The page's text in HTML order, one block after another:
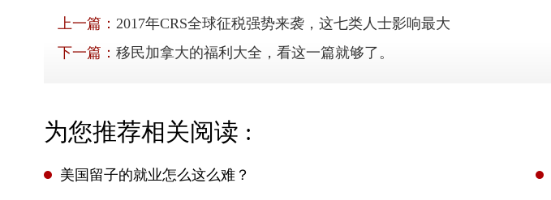
上一篇： 2017年CRS全球征税强势来袭，这七类人士影响最大
下一篇： 移民加拿大的福利大全，看这一篇就够了。
为您推荐相关阅读 :
美国留子的就业怎么这么难？